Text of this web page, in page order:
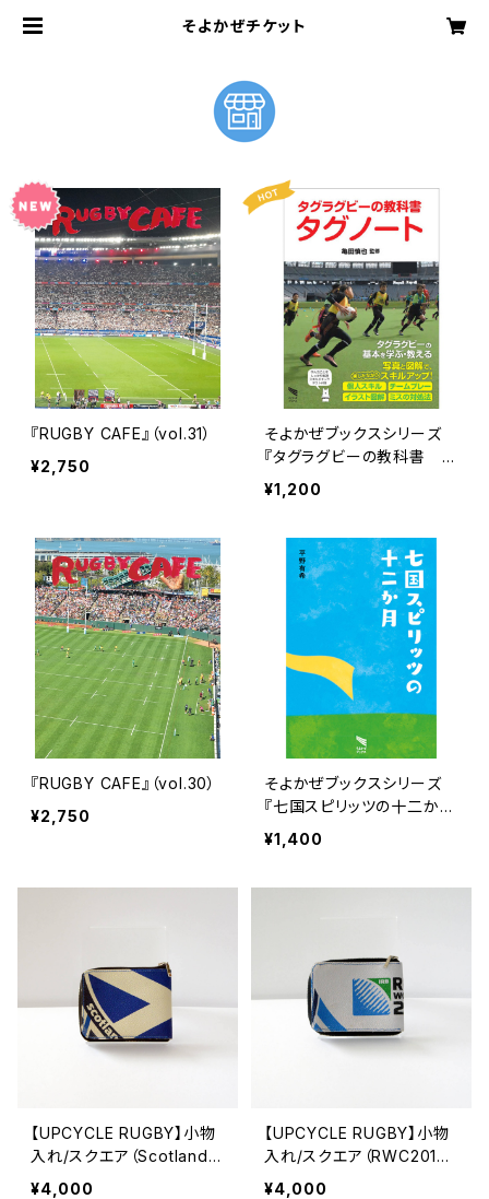
そよかぜチケット
『RUGBY CAFE』（vol.31）
¥2,750
そよかぜブックスシリーズ
『タグラグビーの教科書 タ
グノート』
¥1,200
『RUGBY CAFE』（vol.30）
¥2,750
そよかぜブックスシリーズ
『七国スピリッツの十二か
月』
¥1,400
【UPCYCLE RUGBY】小物
入れ/スクエア（Scotland T
ype-A）
¥4,000
【UPCYCLE RUGBY】小物
入れ/スクエア（RWC2015
Type-A）
¥4,000